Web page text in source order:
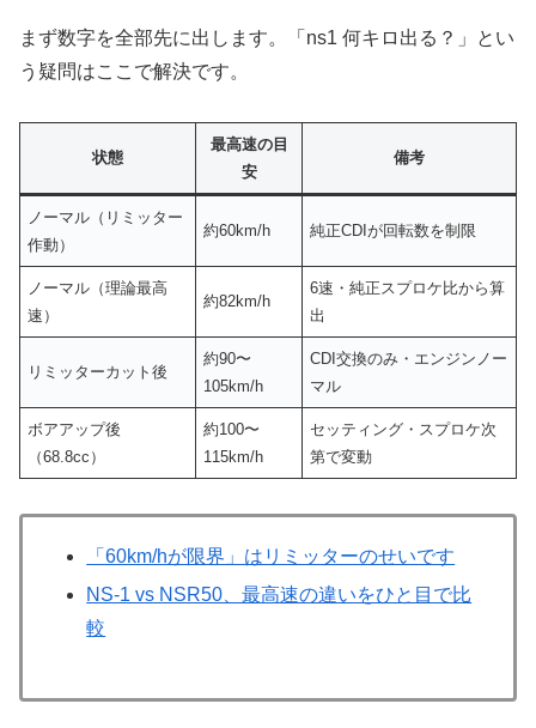
まず数字を全部先に出します。「ns1 何キロ出る？」とい
う疑問はここで解決です。
状態
最高速の目
安
備考
ノーマル（リミッター
作動）
約60km/h 純正CDIが回転数を制限
ノーマル（理論最高
速）
約82km/h
6速・純正スプロケ比から算
出
リミッターカット後
約90〜
105km/h
CDI交換のみ・エンジンノー
マル
ボアアップ後
（68.8cc）
約100〜
115km/h
セッティング・スプロケ次
第で変動
「60km/hが限界」はリミッターのせいです
NS-1 vs NSR50、最高速の違いをひと目で比
較